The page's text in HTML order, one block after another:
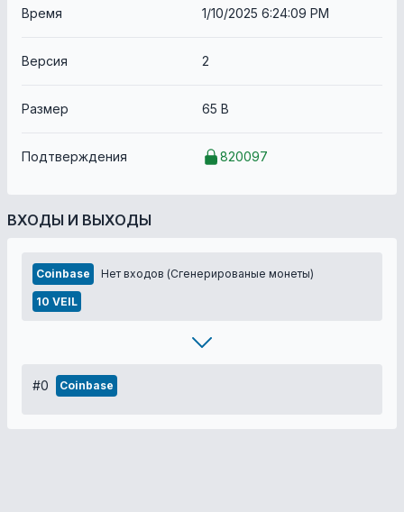
Время 1/10/2025 6:24:09 PM
Версия 2
Размер 65 B
Подтверждения 820097
ВХОДЫ И ВЫХОДЫ
Coinbase Нет входов (Сгенерированые монеты)
10 VEIL
#0 Coinbase